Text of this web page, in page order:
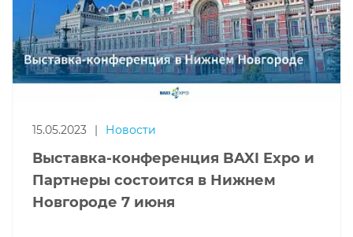
15.05.2023 | Новости
Выставка-конференция BAXI Expo и
Партнеры состоится в Нижнем
Новгороде 7 июня